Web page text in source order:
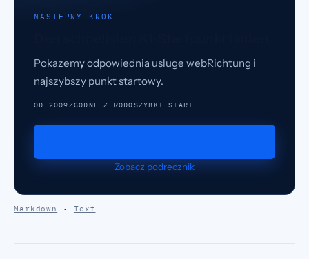
NASTEPNY KROK
Pokazemy odpowiednia usluge webRichtung i
najszybszy punkt startowy.
OD 2009ZGODNE Z RODOSZYBKI START
Zobacz podrecznik
Markdown · Text